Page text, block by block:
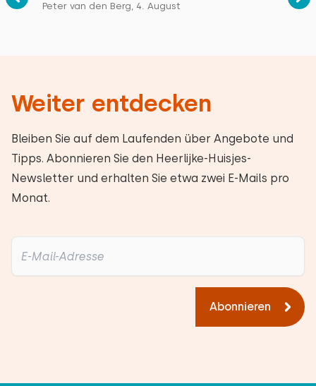
Peter van den Berg, 4. August
Weiter entdecken
Bleiben Sie auf dem Laufenden über Angebote und
Tipps. Abonnieren Sie den Heerlijke-Huisjes-
Newsletter und erhalten Sie etwa zwei E-Mails pro
Monat.
Abonnieren